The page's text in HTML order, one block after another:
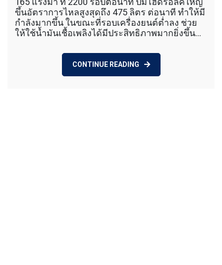
pc210-
10mo
Spec
ขึ้นอัตราการไหลสูงสุดถึง 475 ลิตร ต่อนาที ทำให้มี
กำลังมากขึ้น ในขณะที่รอบเครื่องยนต์ต่ำลง ช่วย
ให้ใช้น้ำมันเชื้อเพลิงได้มีประสิทธิภาพมากยิ่งขึ้น…
CONTINUE READING